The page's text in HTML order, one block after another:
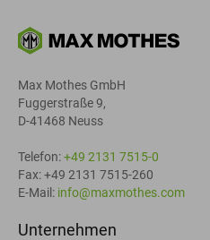
Max Mothes GmbH
Fuggerstraße 9,
D-41468 Neuss
Telefon:+49 2131 7515-0
Fax: +49 2131 7515-260
E-Mail: info@maxmothes.com
Unternehmen